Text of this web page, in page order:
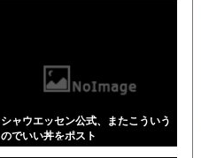
シャウエッセン公式、またこういう
のでいい丼をポスト